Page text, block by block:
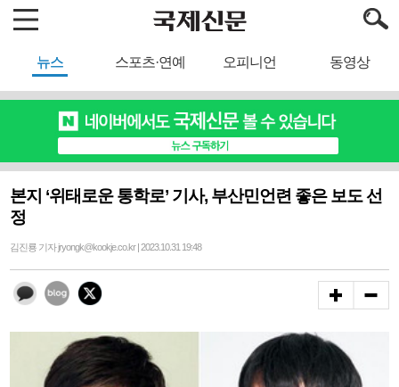
뉴스 스포츠·연예 오피니언 동영상
본지 ‘위태로운 통학로’ 기사, 부산민언련 좋은 보도 선
정
김진룡 기자 jryongk@kookje.co.kr | 2023.10.31 19:48